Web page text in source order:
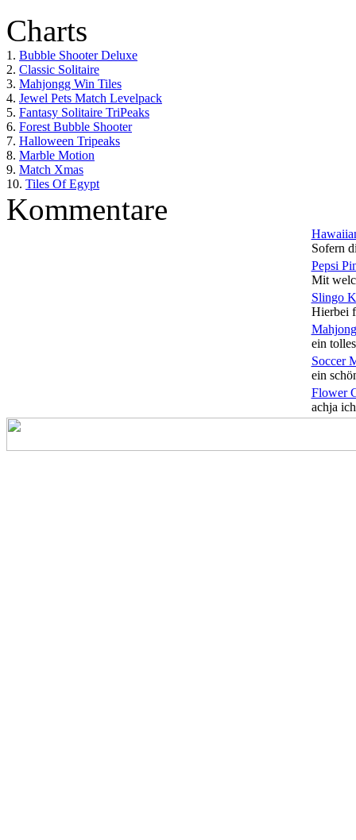
Charts
1. Bubble Shooter Deluxe
2. Classic Solitaire
3. Mahjongg Win Tiles
4. Jewel Pets Match Levelpack
5. Fantasy Solitaire TriPeaks
6. Forest Bubble Shooter
7. Halloween Tripeaks
8. Marble Motion
9. Match Xmas
10. Tiles Of Egypt
Kommentare
Sofern
Pepsi
Mit
Slingo
Hierbei
ein
Soccer
ein
Flower
achja